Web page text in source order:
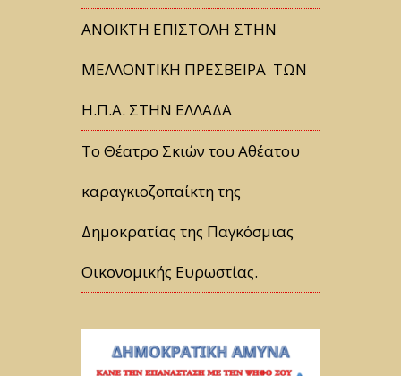
ΑΝΟΙΚΤΗ ΕΠΙΣΤΟΛΗ ΣΤΗΝ
ΜΕΛΛΟΝΤΙΚΗ ΠΡΕΣΒΕΙΡΑ ΤΩΝ
Η.Π.Α. ΣΤΗΝ ΕΛΛΑΔΑ
Tο Θέατρο Σκιών του Αθέατου
καραγκιοζοπαίκτη της
Δημοκρατίας της Παγκόσμιας
Οικονομικής Ευρωστίας.